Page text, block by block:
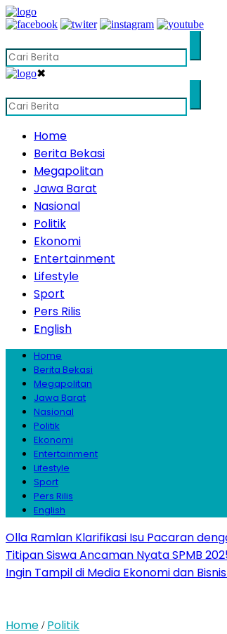
✖
Home
Berita Bekasi
Megapolitan
Jawa Barat
Nasional
Politik
Ekonomi
Entertainment
Lifestyle
Sport
Pers Rilis
English
Home
Berita Bekasi
Megapolitan
Jawa Barat
Nasional
Politik
Ekonomi
Entertainment
Lifestyle
Sport
Pers Rilis
English
Olla Ramlan Klarifikasi Isu Pacaran
Titipan Siswa Ancaman Nyata SPMB
Ingin Tampil di Media Ekonomi dan
Home / Politik